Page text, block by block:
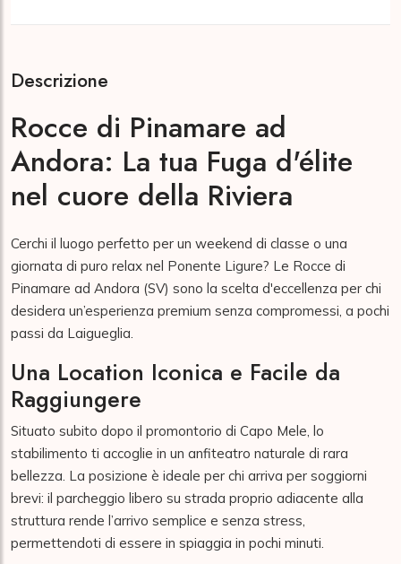
Descrizione
Rocce di Pinamare ad
Andora: La tua Fuga d'élite
nel cuore della Riviera
Cerchi il luogo perfetto per un weekend di classe o una
giornata di puro relax nel Ponente Ligure? Le Rocce di
Pinamare ad Andora (SV) sono la scelta d'eccellenza per chi
desidera un’esperienza premium senza compromessi, a pochi
passi da Laigueglia.
Una Location Iconica e Facile da
Raggiungere
Situato subito dopo il promontorio di Capo Mele, lo
stabilimento ti accoglie in un anfiteatro naturale di rara
bellezza. La posizione è ideale per chi arriva per soggiorni
brevi: il parcheggio libero su strada proprio adiacente alla
struttura rende l’arrivo semplice e senza stress,
permettendoti di essere in spiaggia in pochi minuti.